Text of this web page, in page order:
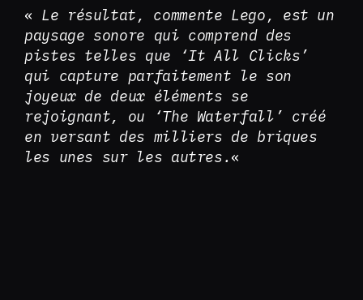
« Le résultat, commente Lego, est un
paysage sonore qui comprend des
pistes telles que ‘It All Clicks’
qui capture parfaitement le son
joyeux de deux éléments se
rejoignant, ou ‘The Waterfall’ créé
en versant des milliers de briques
les unes sur les autres.«